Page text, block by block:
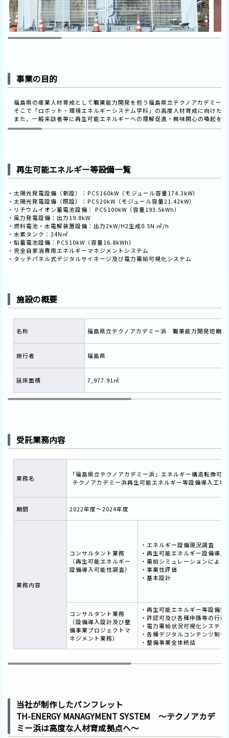
事業の目的
福島県の産業人材育成として職業能力開発を担う福島県立テクノアカデミー
そこで「ロボット・環境エネルギーシステム学科」の高度人材育成に向けた
また、一般来訪者等に再生可能エネルギーへの理解促進・興味関心の喚起を
再生可能エネルギー等設備一覧
・太陽光発電設備（新設）：PCS160kW（モジュール容量174.3kW）
・太陽光発電設備（既設）：PCS20kW（モジュール容量21.42kW）
・リチウムイオン蓄電池設備： PCS100kW（容量193.5kWh）
・風力発電設備：出力19.8kW
・燃料電池・水電解装置設備：出力2kW/H2生成0.5N ㎥/h
・水素タンク：24N㎥
・鉛蓄電池設備：PCS10kW（容量16.8kWh）
・完全自家消費用エネルギーマネジメントシステム
・タッチパネル式デジタルサイネージ及び電力需給可視化システム
施設の概要
名称 福島県立テクノアカデミー浜 職業能力開発短期
施行者 福島県
延床面積 7,977.91㎡
受託業務内容
業務名
「福島県立テクノアカデミー浜」エネルギー構造転換可
テクノアカデミー浜再生可能エネルギー等設備導入工事
期間 2022年度～2024年度
業務内容
コンサルタント業務
（再生可能エネルギー
設備導入可能性調査）
・エネルギー設備現況調査
・再生可能エネルギー設備導
・需給シミュレーションによ
・事業性評価
・基本設計
コンサルタント業務
（設備導入設計及び整
備事業プロジェクトマ
ネジメント業務）
・再生可能エネルギー等設備実
・許認可及び各種申請等の行政
・電力需給状況可視化システ
・各種デジタルコンテンツ制作
・整備事業全体統括
当社が制作したパンフレット
TH-ENERGY MANAGYMENT SYSTEM ～テクノアカデ
ミー浜は高度な人材育成拠点へ～